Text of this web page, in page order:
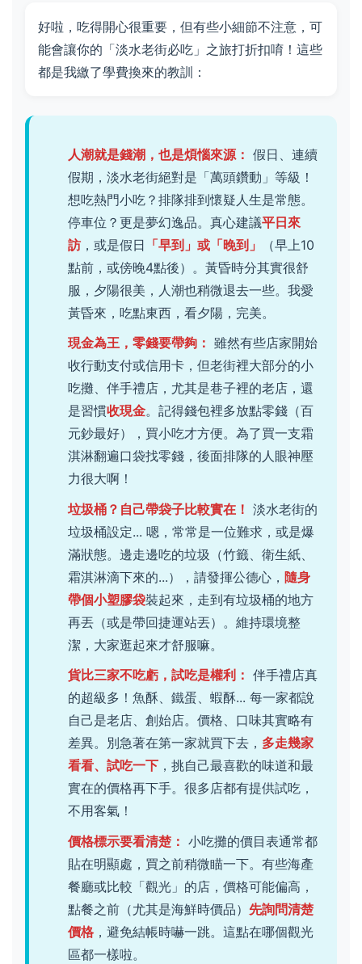
好啦，吃得開心很重要，但有些小細節不注意，可
能會讓你的「淡水老街必吃」之旅打折扣唷！這些
都是我繳了學費換來的教訓：
人潮就是錢潮，也是煩惱來源： 假日、連續
假期，淡水老街絕對是「萬頭鑽動」等級！
想吃熱門小吃？排隊排到懷疑人生是常態。
停車位？更是夢幻逸品。真心建議平日來
訪 ，或是假日 「早到」或「晚到」
（早上10
點前，或傍晚4點後）。黃昏時分其實很舒
服，夕陽很美，人潮也稍微退去一些。我愛
黃昏來，吃點東西，看夕陽，完美。
現金為王，零錢要帶夠： 雖然有些店家開始
收行動支付或信用卡，但老街裡大部分的小
吃攤、伴手禮店，尤其是巷子裡的老店，還
是習慣收現金。記得錢包裡多放點零錢（百
元鈔最好），買小吃才方便。為了買一支霜
淇淋翻遍口袋找零錢，後面排隊的人眼神壓
力很大啊！
垃圾桶？自己帶袋子比較實在！ 淡水老街的
垃圾桶設定... 嗯，常常是一位難求，或是爆
滿狀態。邊走邊吃的垃圾（竹籤、衛生紙、
霜淇淋滴下來的...），請發揮公德心， 隨身
帶個小塑膠袋裝起來，走到有垃圾桶的地方
再丟（或是帶回捷運站丟）。維持環境整
潔，大家逛起來才舒服嘛。
貨比三家不吃虧，試吃是權利： 伴手禮店真
的超級多！魚酥、鐵蛋、蝦酥... 每一家都說
自己是老店、創始店。價格、口味其實略有
差異。別急著在第一家就買下去， 多走幾家
看看、試吃一下 ，挑自己最喜歡的味道和最
實在的價格再下手。很多店都有提供試吃，
不用客氣！
價格標示要看清楚： 小吃攤的價目表通常都
貼在明顯處，買之前稍微瞄一下。有些海產
餐廳或比較「觀光」的店，價格可能偏高，
點餐之前（尤其是海鮮時價品） 先詢問清楚
價格 ，避免結帳時嚇一跳。這點在哪個觀光
區都一樣啦。